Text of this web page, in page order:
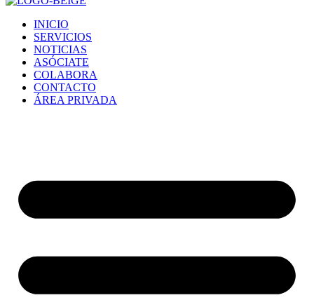
INICIO
SERVICIOS
NOTICIAS
ASÓCIATE
COLABORA
CONTACTO
ÁREA PRIVADA